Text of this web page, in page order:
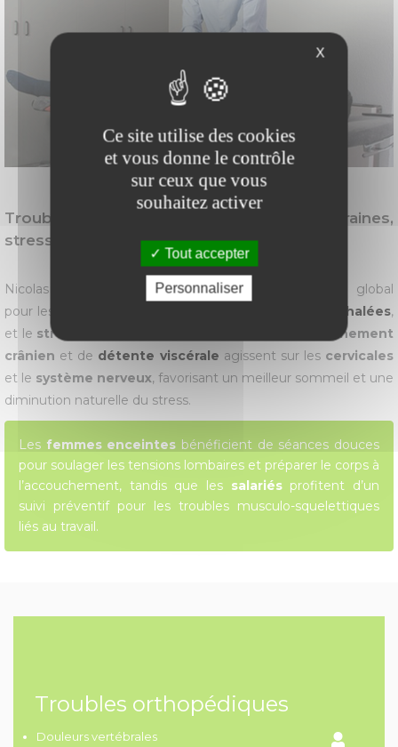
Troubles spécifiques : sommeil, migraines,
stress
Nicolas Caucheteux propose un accompagnement global
pour les
céphalées,
et le stress professionnel
relâchement
crânien et de détente viscérale agissent sur les cervicales
et le système nerveux, favorisant un meilleur sommeil et une
diminution naturelle du stress.
Les femmes enceintes bénéficient de séances douces
pour soulager les tensions lombaires et préparer le corps à
l’accouchement, tandis que les salariésprofitent d’un
suivi préventif pour les troubles musculo-squelettiques
liés au travail.
Troubles orthopédiques
Douleurs vertébrales
X
Ce site utilise des cookies
et vous donne le contrôle
sur ceux que vous
souhaitez activer
Tout accepter
Personnaliser